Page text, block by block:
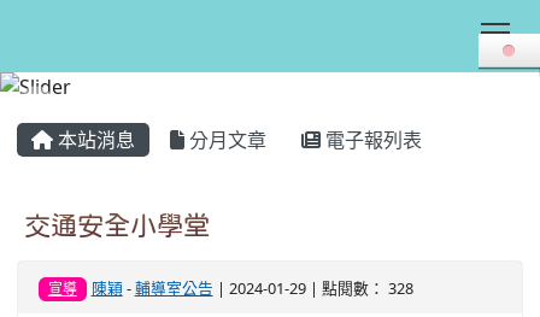
本站消息 分月文章 電子報列表
交通安全小學堂
宣導 陳穎-輔導室公告 | 2024-01-29 | 點閱數： 328